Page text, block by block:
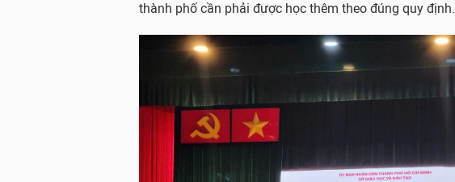
thành phố cần phải được học thêm theo đúng quy định.